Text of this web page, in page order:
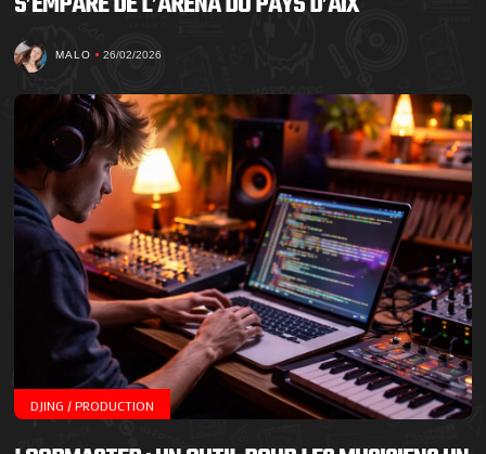
MALO 26/02/2026
DJING / PRODUCTION